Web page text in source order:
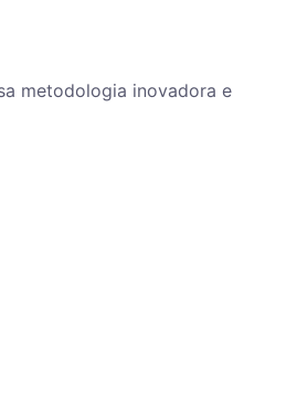
metodologia inovadora e